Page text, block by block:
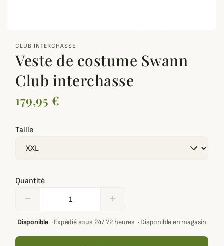
CLUB INTERCHASSE
Veste de costume Swann
Club interchasse
179,95 €
Taille
Quantité
remove add
Disponible·Expédié sous 24/ 72 heures ·Disponible en magasin